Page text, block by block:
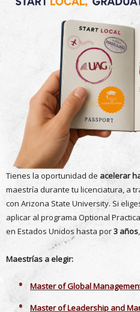
Tienes la oportunidad de acelerar
maestría durante tu licenciatura, a
con Arizona State University. Si
aplicar al programa Optional
en Estados Unidos hasta por3 años
Maestrías a elegir:
Master of Global
Master of Leadership and